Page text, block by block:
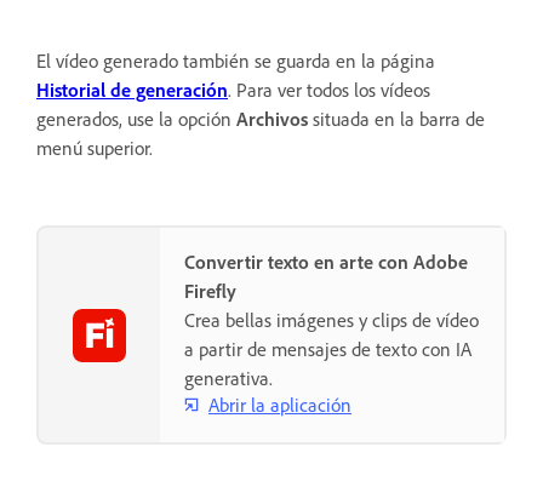
El vídeo generado también se guarda en la página
Historial de generación. Para ver todos los vídeos
generados, use la opción Archivos situada en la barra de
menú superior.
Convertir texto en arte con Adobe
Firefly
Crea bellas imágenes y clips de vídeo
a partir de mensajes de texto con IA
generativa.
Abrir la aplicación